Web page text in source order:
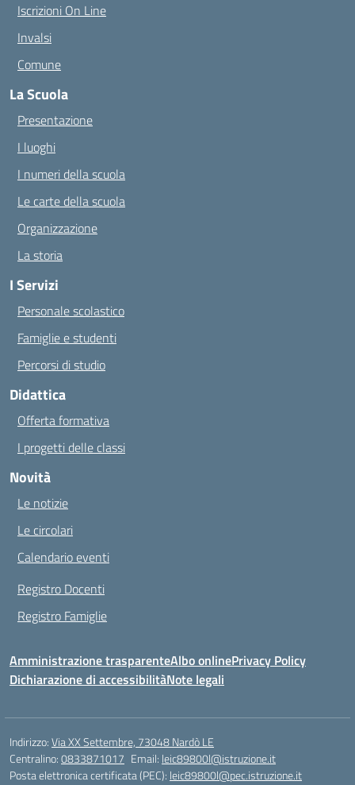
Iscrizioni On Line
Invalsi
Comune
La Scuola
Presentazione
I luoghi
I numeri della scuola
Le carte della scuola
Organizzazione
La storia
I Servizi
Personale scolastico
Famiglie e studenti
Percorsi di studio
Didattica
Offerta formativa
I progetti delle classi
Novità
Le notizie
Le circolari
Calendario eventi
Registro Docenti
Registro Famiglie
Amministrazione trasparenteAlbo onlinePrivacy Policy
Dichiarazione di accessibilitàNote legali
Indirizzo:Via XX Settembre, 73048 Nardò LE
Centralino:0833871017 Email: leic89800l@istruzione.it
Posta elettronica certificata (PEC): leic89800l@pec.istruzione.it